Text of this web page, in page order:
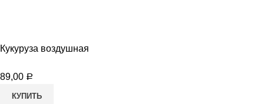
Кукуруза воздушная
89,00 Р
КУПИТЬ